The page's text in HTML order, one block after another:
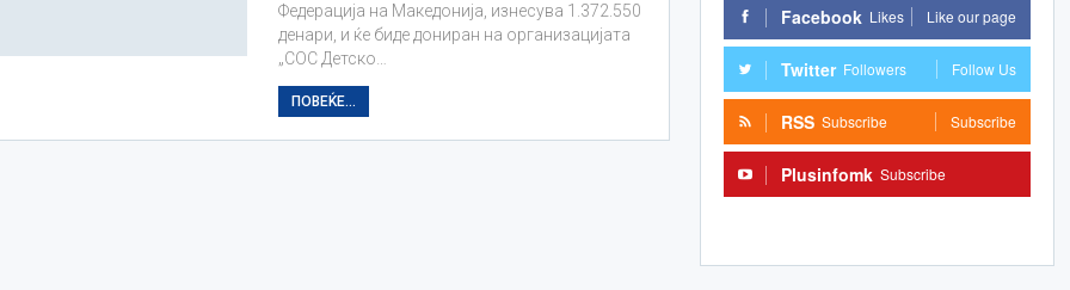
Федерација на Македонија, изнесува 1.372.550
денари, и ќе биде дониран на организацијата
„СОС Детско…
ПОВЕЌЕ...
Facebook Likes Like our page
Twitter Followers Follow Us
RSS Subscribe Subscribe
Plusinfomk Subscribe